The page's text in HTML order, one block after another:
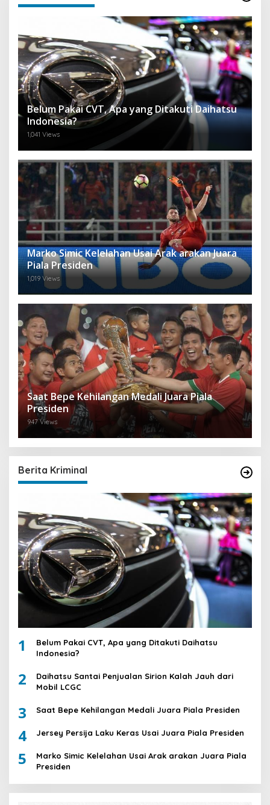
Belum Pakai CVT, Apa yang Ditakuti Daihatsu
Indonesia?
1,041 Views
Marko Simic Kelelahan Usai Arak arakan Juara
Piala Presiden
1,019 Views
Saat Bepe Kehilangan Medali Juara Piala
Presiden
947 Views
Berita Kriminal
1
Belum Pakai CVT, Apa yang Ditakuti Daihatsu
Indonesia?
2
Daihatsu Santai Penjualan Sirion Kalah Jauh dari
Mobil LCGC
3 Saat Bepe Kehilangan Medali Juara Piala Presiden
4 Jersey Persija Laku Keras Usai Juara Piala Presiden
5
Marko Simic Kelelahan Usai Arak arakan Juara Piala
Presiden